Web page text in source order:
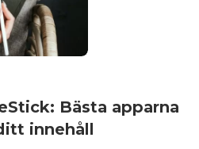
Bästa apparna
innehåll